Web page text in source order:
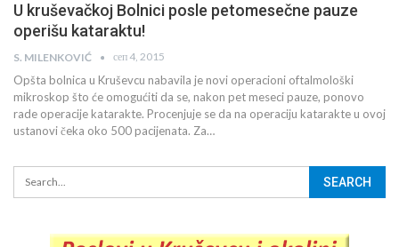
U kruševačkoj Bolnici posle petomesečne pauze
operišu kataraktu!
S. MILENKOVIĆ сеп 4, 2015
Opšta bolnica u Kruševcu nabavila je novi operacioni oftalmološki
mikroskop što će omogućiti da se, nakon pet meseci pauze, ponovo
rade operacije katarakte. Procenjuje se da na operaciju katarakte u ovoj
ustanovi čeka oko 500 pacijenata. Za…